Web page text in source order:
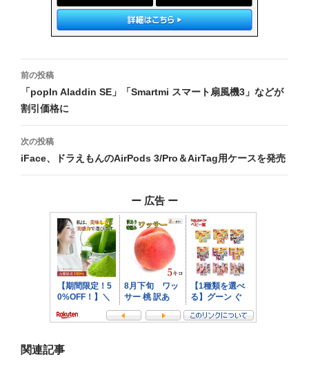
投
稿
ナ
ビ
ゲ
前の投稿
「popIn Aladdin SE」「Smartmi スマート扇風機3」などが
割引価格に
次の投稿
iFace、ドラえもんのAirPods 3/Pro＆AirTag用ケースを発売
ー 広告 ー
関連記事